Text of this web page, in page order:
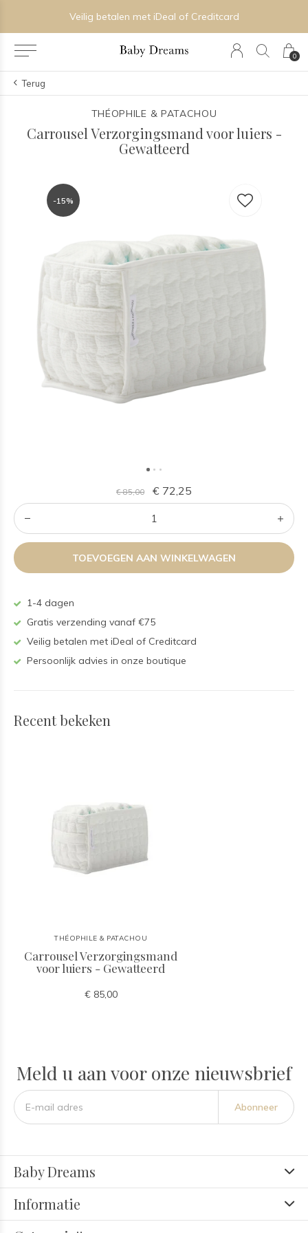
0
Veilig betalen met iDeal of Creditcard
Terug
THÉOPHILE & PATACHOU
Carrousel Verzorgingsmand voor luiers -
Gewatteerd
-15%
€ 85,00 € 72,25
TOEVOEGEN AAN WINKELWAGEN
1-4 dagen
Gratis verzending vanaf €75
Veilig betalen met iDeal of Creditcard
Persoonlijk advies in onze boutique
Recent bekeken
THÉOPHILE & PATACHOU
Carrousel Verzorgingsmand
voor luiers - Gewatteerd
€ 85,00
Meld u aan voor onze nieuwsbrief
Abonneer
Baby Dreams
Informatie